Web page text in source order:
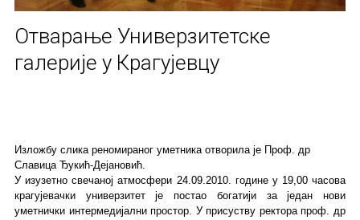
Отварање Универзитетске
галерије у Крагујевцу
Изложбу слика реномираног уметника отворила је Проф. др
Славица Ђукић-Дејановић.
У изузетно свечаној атмосфери 24.09.2010. године у 19,00 часова
крагујевачки универзитет је постао богатији за један нови
уметнички интермедијални простор. У присуству ректора проф. др